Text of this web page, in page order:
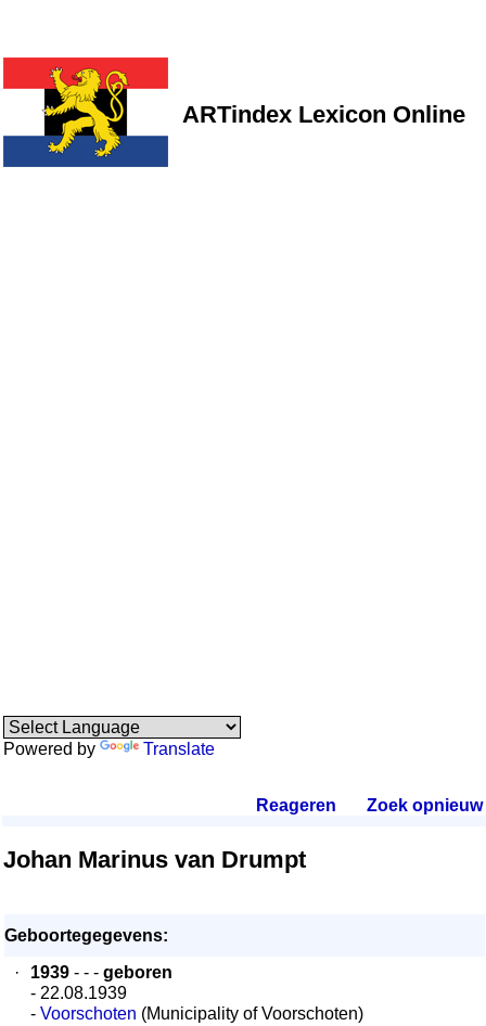
ARTindex Lexicon Online
Powered by Translate
Reageren Zoek opnieuw.
Johan Marinus van Drumpt
Geboortegegevens:
·
1939 - - - geboren
- 22.08.1939
- Voorschoten (Municipality of Voorschoten)